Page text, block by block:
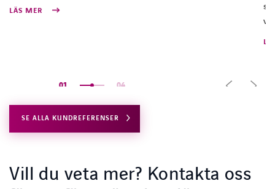
LÄS MER
01 04
SE ALLA KUNDREFERENSER
Vill du veta mer? Kontakta oss